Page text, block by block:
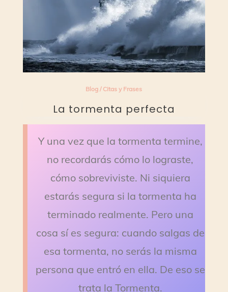
Blog / Citas y Frases
La tormenta perfecta
Y una vez que la tormenta termine,
no recordarás cómo lo lograste,
cómo sobreviviste. Ni siquiera
estarás segura si la tormenta ha
terminado realmente. Pero una
cosa sí es segura: cuando salgas de
esa tormenta, no serás la misma
persona que entró en ella. De eso se
trata la Tormenta.